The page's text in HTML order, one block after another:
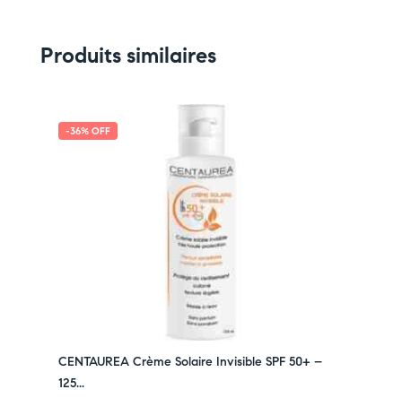
cette crème hydrate et apaise la peau tout en renforçant
Avantages du URIAGE Bariésun Crème Teintée Claire
➤ Teinte claire pour un teint unifié et lumineux
➤ Texture légère, confortable et non grasse
➤ Hydrate et apaise grâce à l’eau thermale d’Uriage
✔ Pour découvrir nos offres et promotions du
✔ Suivez-nous sur TikTok – cliquez ici
✔ Rejoignez-nous sur Instagram –
Produits similaires
-36% OFF
CENTAUREA Crème Solaire Invisible SPF 50+ –
125...